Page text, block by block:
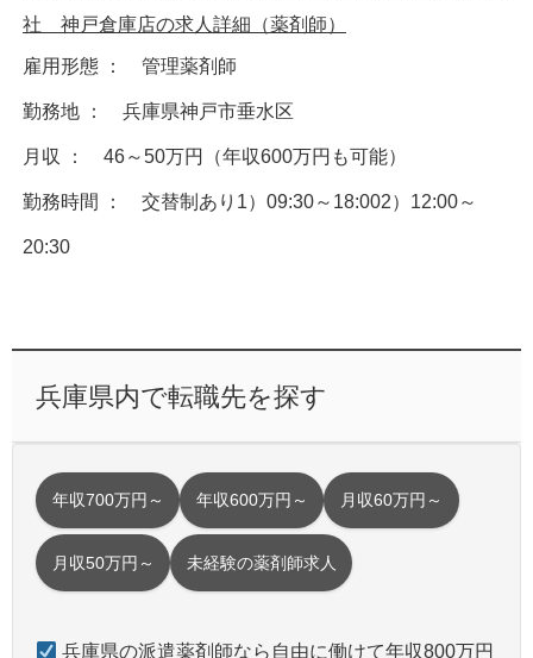
社 神戸倉庫店の求人詳細（薬剤師）
雇用形態 ： 管理薬剤師
勤務地 ： 兵庫県神戸市垂水区
月収 ： 46～50万円（年収600万円も可能）
勤務時間 ： 交替制あり1）09:30～18:002）12:00～
20:30
兵庫県内で転職先を探す
年収700万円～ 年収600万円～ 月収60万円～
月収50万円～ 未経験の薬剤師求人
兵庫県の派遣薬剤師なら自由に働けて年収800万円